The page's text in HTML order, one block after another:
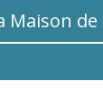
Maison